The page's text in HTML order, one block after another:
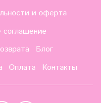
и оферта
соглашение
Блог
Оплата Контакты